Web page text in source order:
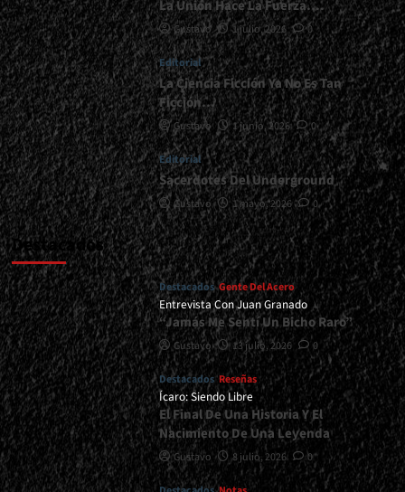
<div>La
Nostalgia
Del
Power
Metal….
</div>
La Unión Hace La Fuerza….
Gustavo 1 julio, 2026 0
Editorial
La Ciencia Ficción Ya No Es Tan
Ficción…
Gustavo 1 junio, 2026 0
Editorial
Sacerdotes Del Underground
Gustavo 1 mayo, 2026 0
Destacados
Destacados Gente Del Acero
Entrevista Con Juan Granado
“Jamás Me Sentí Un Bicho Raro”
Gustavo 13 julio, 2026 0
Destacados Reseñas
Ícaro: Siendo Libre
El Final De Una Historia Y El
Nacimiento De Una Leyenda
Gustavo 8 julio, 2026 0